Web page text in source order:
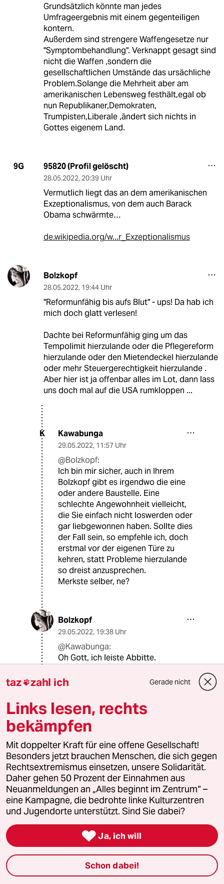
Grundsätzlich könnte man jedes
Umfrageergebnis mit einem gegenteiligen
kontern.
Außerdem sind strengere Waffengesetze nur
"Symptombehandlung". Verknappt gesagt sind
nicht die Waffen ,sondern die
gesellschaftlichen Umstände das ursächliche
Problem.Solange die Mehrheit aber am
amerikanischen Lebensweg festhält,egal ob
nun Republikaner,Demokraten,
Trumpisten,Liberale ,ändert sich nichts in
Gottes eigenem Land.
9G 95820 (Profil gelöscht)
28.05.2022, 20:39 Uhr
Vermutlich liegt das an dem amerikanischen
Exzeptionalismus, von dem auch Barack
Obama schwärmte…
de.wikipedia.org/w...r_Exzeptionalismus
Bolzkopf
28.05.2022, 19:44 Uhr
"Reformunfähig bis aufs Blut" - ups! Da hab ich
mich doch glatt verlesen!
Dachte bei Reformunfähig ging um das
Tempolimit hierzulande oder die Pflegereform
hierzulande oder den Mietendeckel hierzulande
oder mehr Steuergerechtigkeit hierzulande .
Aber hier ist ja offenbar alles im Lot, dann lass
uns doch mal auf die USA rumkloppen ...
K Kawabunga
29.05.2022, 11:57 Uhr
@Bolzkopf:
Ich bin mir sicher, auch in Ihrem
Bolzkopf gibt es irgendwo die eine
oder andere Baustelle. Eine
schlechte Angewohnheit vielleicht,
die Sie einfach nicht loswerden oder
gar liebgewonnen haben. Sollte dies
der Fall sein, so empfehle ich, doch
erstmal vor der eigenen Türe zu
kehren, statt Probleme hierzulande
so dreist anzusprechen.
Merkste selber, ne?
Bolzkopf
29.05.2022, 19:38 Uhr
@Kawabunga:
Oh Gott, ich leiste Abbitte.
Was habe ich getan ... Ich bin ja von
Wie konnte ich nur angesichts der
schmeichelhaften Feststellung, in
den USA sei "man" Reformunfähig
"bis auf's Blut" unsere großartigen
Reformverdienste so schmählich
unter den Scheffel stellen...
Ricky-13
taz: "45.000 Menschen sterben in den USA Jahr
für Jahr durch Waffengewalt."
In jedem anderen Land würde man das
Bürgerkrieg nennen. Es wird sich in den USA
aber nichts ändern, denn der US-Amerikaner
taz zahl ich Gerade nicht
Links lesen, rechts
bekämpfen
Mit doppelter Kraft für eine offene Gesellschaft!
Besonders jetzt brauchen Menschen, die sich gegen
Rechtsextremismus einsetzen, unsere Solidarität.
Daher gehen 50 Prozent der Einnahmen aus
Neuanmeldungen an „Alles beginnt im Zentrum“ –
eine Kampagne, die bedrohte linke Kulturzentren
und Jugendorte unterstützt. Sind Sie dabei?
 Ja, ich will
Schon dabei!